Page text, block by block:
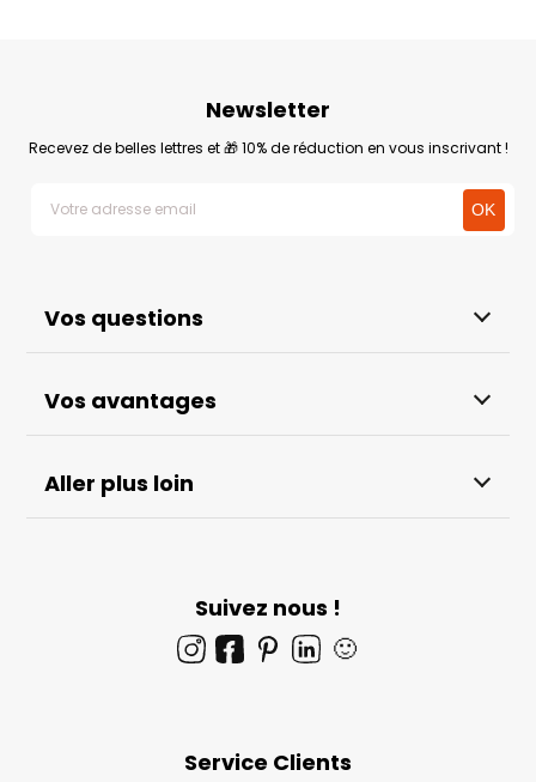
Vos questions
Vos avantages
Aller plus loin
Newsletter
Recevez de belles lettres et 🎁 10% de réduction en vous inscrivant !
Suivez nous !
🙂
Service Clients